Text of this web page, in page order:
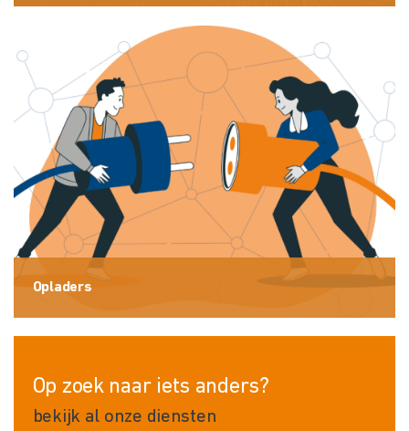
Opladers
Op zoek naar iets anders?
bekijk al onze diensten